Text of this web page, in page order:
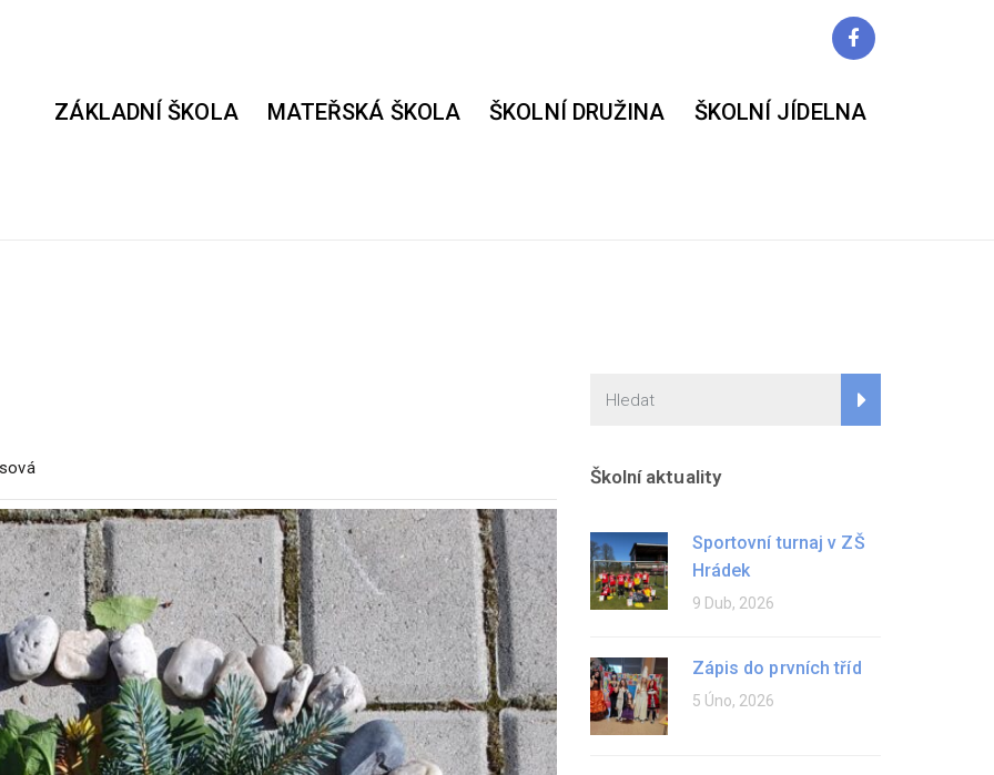
ZÁKLADNÍ ŠKOLA MATEŘSKÁ ŠKOLA ŠKOLNÍ DRUŽINA ŠKOLNÍ JÍDELNA
Školní aktuality
Sportovní turnaj v ZŠ
Hrádek
9 Dub, 2026
Zápis do prvních tříd
5 Úno, 2026